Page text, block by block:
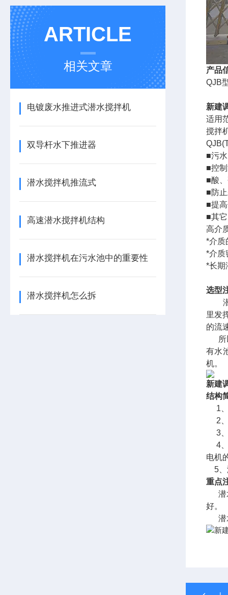
ARTICLE
相关文章
电镀废水推进式潜水搅拌机
双导杆水下推进器
潜水搅拌机推流式
高速潜水搅拌机结构
潜水搅拌机在污水池中的重要性
潜水搅拌机怎么拆
产品
QJB
新建
适用
搅拌
■污
■控
■酸
■防
■提
■其
高介
*介质
*介质
*长期
选型
潜
里发
的流
所
有水
机。
新建
结构
1、
2、
3、
4、
电机
5、
重点
潜
好。
潜